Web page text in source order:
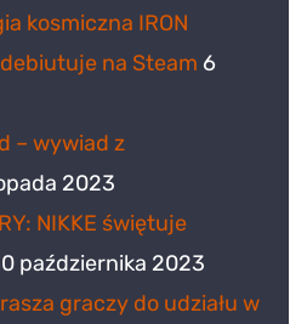
kosmiczna IRON
debiutuje na Steam 6
– wywiad z
2023
NIKKE świętuje
października 2023
graczy do udziału w